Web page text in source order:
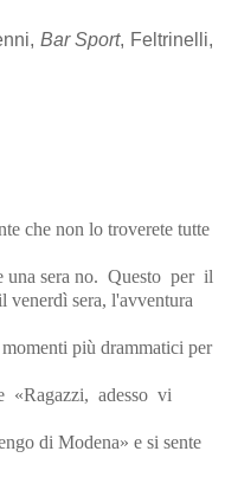
Bar Sport, Feltrinelli,
che non lo troverete tutte
una sera no. Questo per il
venerdì sera, l'avventura
momenti più drammatici per
«Ragazzi, adesso vi
di Modena» e si sente